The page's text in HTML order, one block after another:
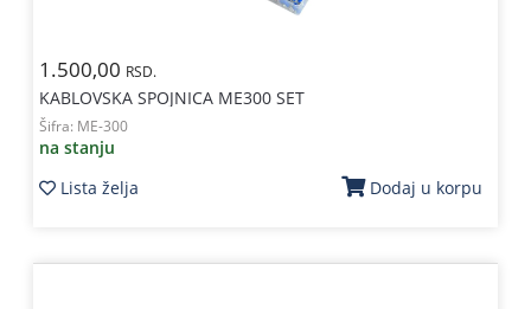
1.500,00 RSD.
KABLOVSKA SPOJNICA ME300 SET
Šifra: ME-300
na stanju
Lista želja
Dodaj u korpu